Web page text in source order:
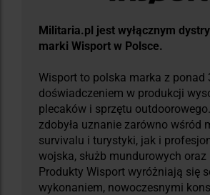
Militaria.pl jest wyłącznym
marki Wisport w Polsce.
Wisport to polska marka z ponad
doświadczeniem w produkcji
plecaków i sprzętu
zdobyła uznanie zarówno wśród
survivalu i turystyki, jak i
wojska, służb mundurowych
Produkty Wisport wyróżniają się
wykonaniem, nowoczesnymi